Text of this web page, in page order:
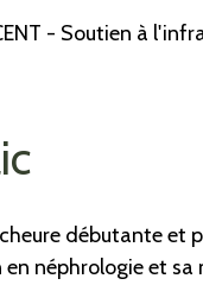
- Soutien à
débutante et
néphrologie et sa